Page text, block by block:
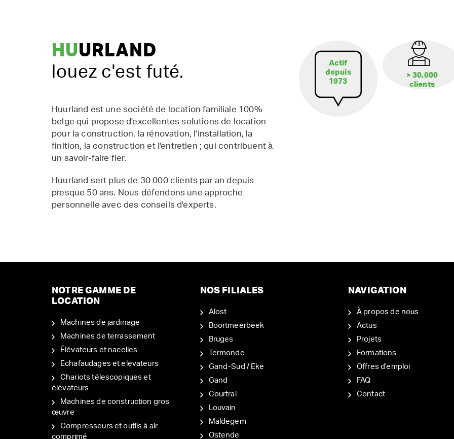
HUURLAND
louez c'est futé.
Huurland est une société de location familiale 100%
belge qui propose d'excellentes solutions de location
pour la construction, la rénovation, l'installation, la
finition, la construction et l'entretien ; qui contribuent à
un savoir-faire fier.
Huurland sert plus de 30 000 clients par an depuis
presque 50 ans. Nous défendons une approche
personnelle avec des conseils d'experts.
Actif
depuis
1973
> 30.000
clients
NOTRE GAMME DE
LOCATION
Machines de jardinage
Machines de terrassement
Élévateurs et nacelles
Echafaudages et elevateurs
Chariots télescopiques et
élévateurs
Machines de construction gros
œuvre
Compresseurs et outils à air
comprimé
NOS FILIALES
Alost
Boortmeerbeek
Bruges
Termonde
Gand-Sud / Eke
Gand
Courtrai
Louvain
Maldegem
Ostende
NAVIGATION
À propos de nous
Actus
Projets
Formations
Offres d’emploi
FAQ
Contact